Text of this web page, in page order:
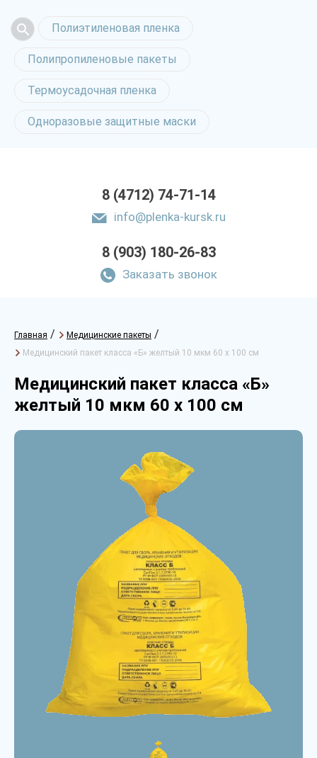
Полиэтиленовая пленка
Полипропиленовые пакеты
Термоусадочная пленка
Одноразовые защитные маски
8 (4712) 74-71-14
info@plenka-kursk.ru
8 (903) 180-26-83
Заказать звонок
Главная / Медицинские пакеты /
Медицинский пакет класса «Б» желтый 10 мкм 60 х 100 см
Медицинский пакет класса «Б»
желтый 10 мкм 60 х 100 см